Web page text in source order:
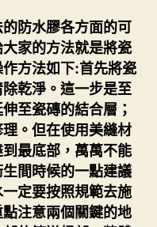
防水膠各方面的可
家的方法就是將瓷
方法如下:首先將瓷
乾淨。這一步是至
至瓷磚的結合層；
。但在使用美縫材
最底部，萬萬不能
間時候的一點建議
定要按照規範去施
注意兩個關鍵的地